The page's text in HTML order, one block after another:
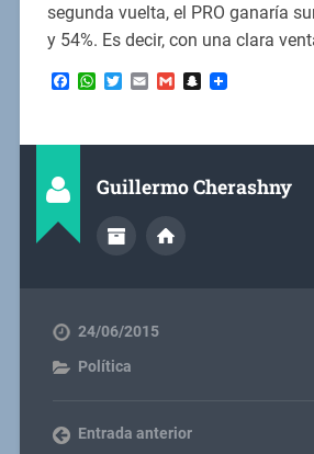
segunda vuelta, el PRO ganaría
y 54%. Es decir, con una clara
Facebook
WhatsApp
Twitter
EmailGmailSnapchat
Guillermo Cherashny
24/06/2015
Política
Entrada anterior